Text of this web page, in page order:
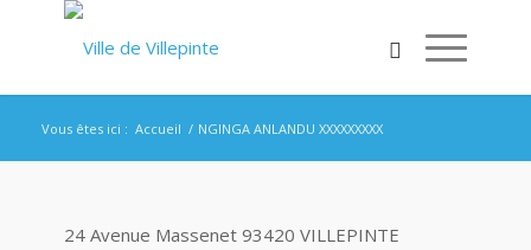
Vous êtes ici : Accueil / NGINGA ANLANDU XXXXXXXXX
24 Avenue Massenet 93420 VILLEPINTE